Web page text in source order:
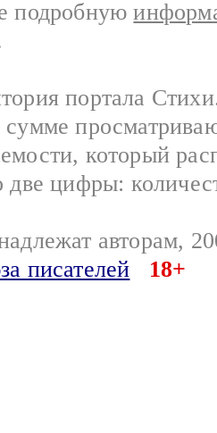
подробную
портала
который
две цифры:
авторам,
писателей
18+